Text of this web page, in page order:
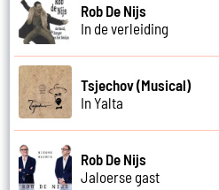
Rob De Nijs
In de verleiding
Tsjechov (Musical)
In Yalta
Rob De Nijs
Jaloerse gast